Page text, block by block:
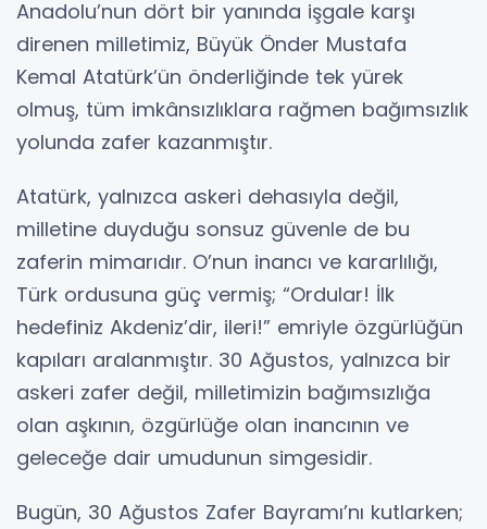
Anadolu’nun dört bir yanında işgale karşı
direnen milletimiz, Büyük Önder Mustafa
Kemal Atatürk’ün önderliğinde tek yürek
olmuş, tüm imkânsızlıklara rağmen bağımsızlık
yolunda zafer kazanmıştır.
Atatürk, yalnızca askeri dehasıyla değil,
milletine duyduğu sonsuz güvenle de bu
zaferin mimarıdır. O’nun inancı ve kararlılığı,
Türk ordusuna güç vermiş; “Ordular! İlk
hedefiniz Akdeniz’dir, ileri!” emriyle özgürlüğün
kapıları aralanmıştır. 30 Ağustos, yalnızca bir
askeri zafer değil, milletimizin bağımsızlığa
olan aşkının, özgürlüğe olan inancının ve
geleceğe dair umudunun simgesidir.
Bugün, 30 Ağustos Zafer Bayramı’nı kutlarken;